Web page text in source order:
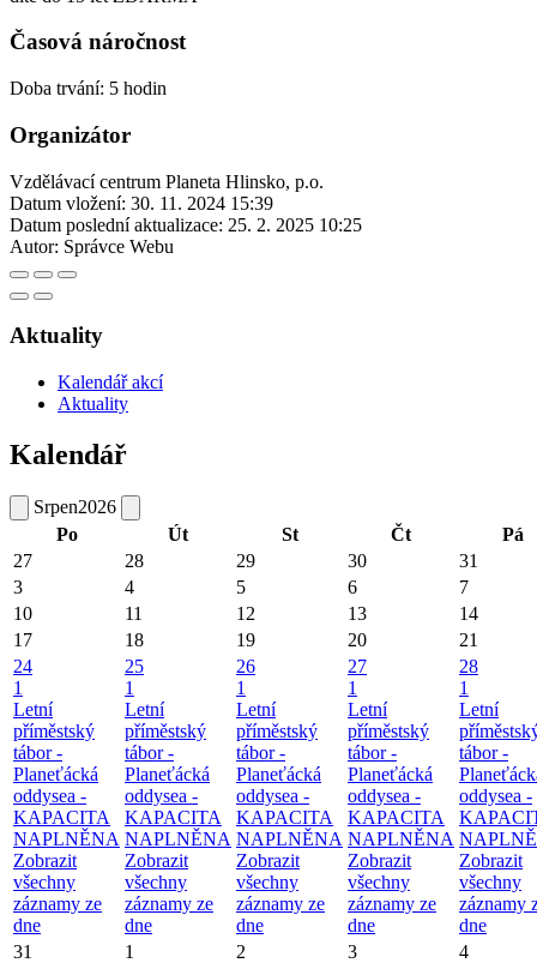
Časová náročnost
Doba trvání: 5 hodin
Organizátor
Vzdělávací centrum Planeta Hlinsko, p.o.
Datum vložení: 30. 11. 2024 15:39
Datum poslední aktualizace: 25. 2. 2025 10:25
Autor: Správce Webu
Aktuality
Kalendář akcí
Aktuality
Kalendář
Srpen2026
Po
Út St Čt
Pá
27
28 29 30
31
3
4 5 6
7
10
11 12 13
14
17
18 19 20
21
24
1
Letní
příměstský
tábor -
Planeťácká
oddysea -
KAPACITA
NAPLNĚNA
Zobrazit
všechny
záznamy ze
dne
25
1
Letní
příměstský
tábor -
Planeťácká
oddysea -
KAPACITA
NAPLNĚNA
Zobrazit
všechny
záznamy ze
dne
26
1
Letní
příměstský
tábor -
Planeťácká
oddysea -
KAPACITA
NAPLNĚNA
Zobrazit
všechny
záznamy ze
dne
27
1
Letní
příměstský
tábor -
Planeťácká
oddysea -
KAPACITA
NAPLNĚNA
Zobrazit
všechny
záznamy ze
dne
28
1
Letní
tábor -
oddysea -
Zobrazit
všechny
záznamy
dne
31
1 2 3 4